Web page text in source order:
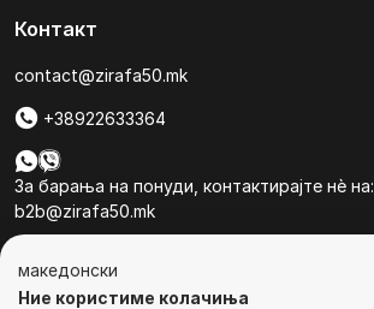
Контакт
contact@zirafa50.mk
+38922633364
За барања на понуди, контактирајте нѐ на:
b2b@zirafa50.mk
македонски
Ние користиме колачиња